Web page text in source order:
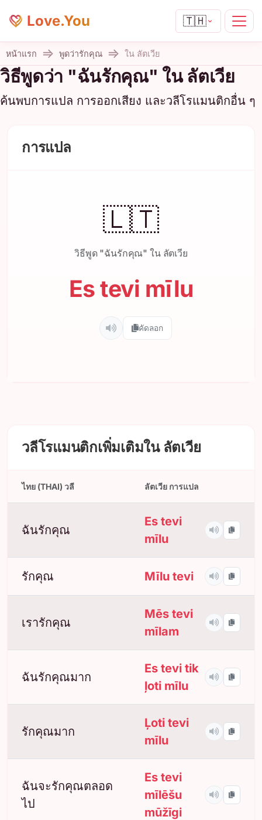
Love.You 🇹🇭
หน้าแรก พูดว่ารักคุณ ใน ลัตเวีย
วิธีพูดว่า "ฉันรักคุณ" ใน ลัตเวีย
ค้นพบการแปล การออกเสียง และวลีโรแมนติกอื่น ๆ
การแปล
🇱🇹
วิธีพูด "ฉันรักคุณ" ใน ลัตเวีย
Es tevi mīlu
คัดลอก
วลีโรแมนติกเพิ่มเติมใน ลัตเวีย
ไทย (THAI) วลี ลัตเวีย การแปล
ฉันรักคุณ
Es tevi
mīlu
รักคุณ Mīlu tevi
เรารักคุณ
Mēs tevi
mīlam
ฉันรักคุณมาก
Es tevi tik
ļoti mīlu
รักคุณมาก
Ļoti tevi
mīlu
ฉันจะรักคุณตลอด
ไป
Es tevi
mīlēšu
mūžīgi